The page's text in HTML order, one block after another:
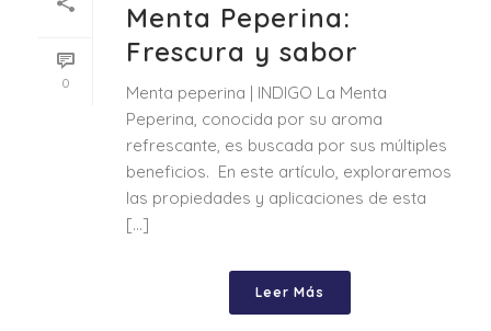
0
Menta Peperina:
Frescura y sabor
Menta peperina | INDIGO La Menta
Peperina, conocida por su aroma
refrescante, es buscada por sus múltiples
beneficios. En este artículo, exploraremos
las propiedades y aplicaciones de esta
[...]
Leer Más